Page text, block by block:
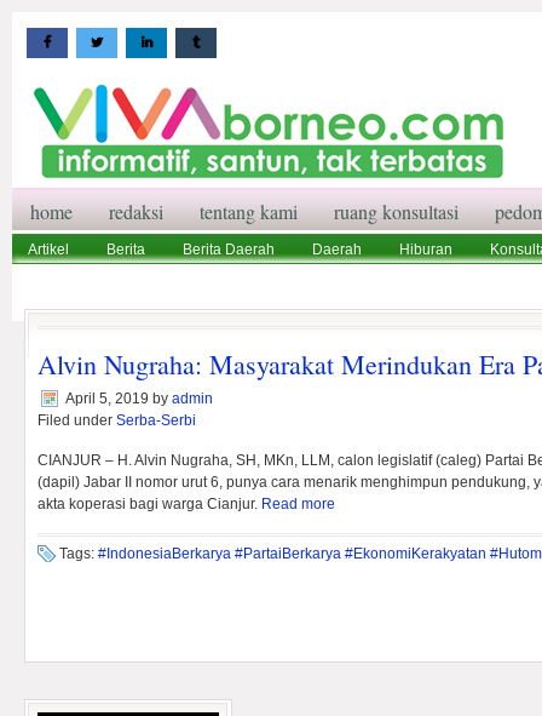
home redaksi tentang kami ruang konsultasi
Artikel Berita Berita Daerah Daerah Hiburan
Alvin Nugraha: Masyarakat Merindukan Era
April 5, 2019 by admin
Filed under Serba-Serbi
CIANJUR – H. Alvin Nugraha, SH, MKn, LLM, calon legislatif (caleg) Partai
(dapil) Jabar II nomor urut 6, punya cara menarik menghimpun pendukung,
akta koperasi bagi warga Cianjur. Read more
Tags: #IndonesiaBerkarya #PartaiBerkarya #EkonomiKerakyatan